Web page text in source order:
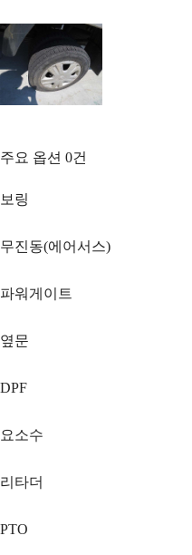
주요 옵션 0건
보링
무진동(에어서스)
파워게이트
옆문
DPF
요소수
리타더
PTO